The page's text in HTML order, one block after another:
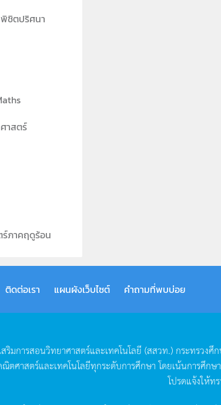
ชิตปริศนา
าสตร์
ภาคฤดูร้อน
ติดต่อเรา แผนผังเว็บไซต์ คำถามที่พบบ่อย
ริมการสอนวิทยาศาสตร์และเทคโนโลยี (สสวท.) กระทรวงศึ
ตศาสตร์และเทคโนโลยีทุกระดับการศึกษา โดยเน้นการศึก
โปรดแจ้งให้ท